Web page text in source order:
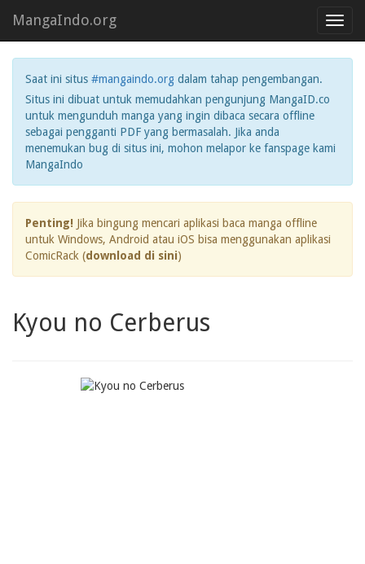
MangaIndo.org
Saat ini situs #mangaindo.org dalam tahap pengembangan.
Situs ini dibuat untuk memudahkan pengunjung MangaID.co
untuk mengunduh manga yang ingin dibaca secara offline
sebagai pengganti PDF yang bermasalah. Jika anda
menemukan bug di situs ini, mohon melapor ke fanspage kami
MangaIndo
Penting! Jika bingung mencari aplikasi baca manga offline
untuk Windows, Android atau iOS bisa menggunakan aplikasi
ComicRack (download di sini)
Kyou no Cerberus